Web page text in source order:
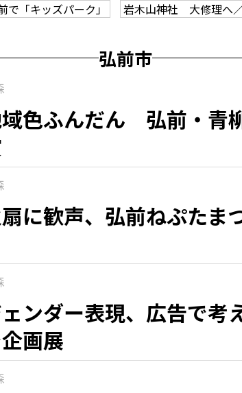
「キッズパーク」
岩木山神社 大修理へ
弘前市
色ふんだん 弘前・青
に歓声、弘前ねぷたま
ンダー表現、広告で
画展